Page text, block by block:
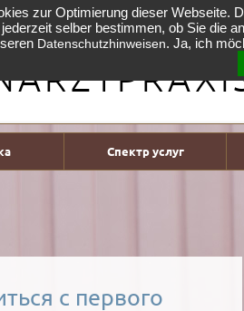
Спектр услуг
с первого
zur Optimierung dieser Webseite.
selber bestimmen, ob Sie die
Datenschutzhinweisen. Ja, ich